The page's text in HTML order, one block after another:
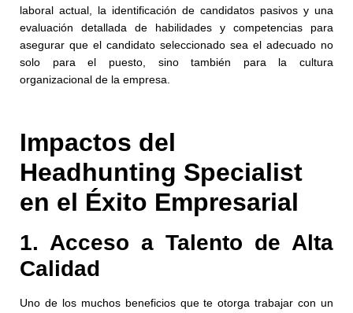
laboral actual, la identificación de candidatos pasivos y una
evaluación detallada de habilidades y competencias para
asegurar que el candidato seleccionado sea el adecuado no
solo para el puesto, sino también para la cultura
organizacional de la empresa.
Impactos del
Headhunting Specialist
en el Éxito Empresarial
1. Acceso a Talento de Alta
Calidad
Uno de los muchos beneficios que te otorga trabajar con un